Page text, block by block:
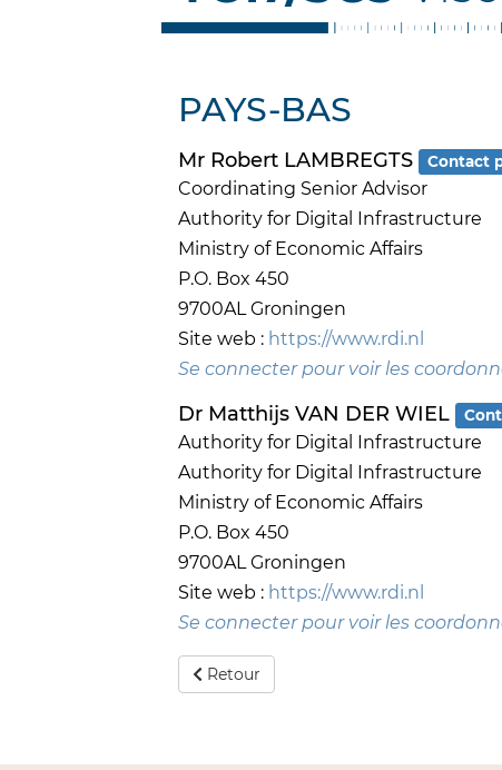
PAYS-BAS
Mr Robert LAMBREGTS Contact
Coordinating Senior Advisor
Authority for Digital Infrastructure
Ministry of Economic Affairs
P.O. Box 450
9700AL Groningen
Site web : https://www.rdi.nl
Se connecter pour voir les
Dr Matthijs VAN DER WIEL
Authority for Digital Infrastructure
Authority for Digital Infrastructure
Ministry of Economic Affairs
P.O. Box 450
9700AL Groningen
Site web : https://www.rdi.nl
Se connecter pour voir les
Retour